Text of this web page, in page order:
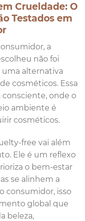
Crueldade: O
Testados em
a
não foi
alternativa
cosméticos. Essa
onde o
ambiente é
cosméticos.
free vai além
Ele é um reflexo
o bem-estar
se alinhem a
consumidor, isso
global que
beleza,